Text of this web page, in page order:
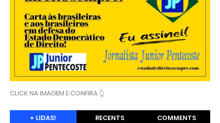
CLICK NA IMAGEM E CONFIRA 👆
+ LIDAS! RECENTS COMMENTS